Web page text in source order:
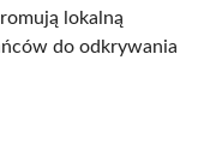
lokalną
do odkrywania